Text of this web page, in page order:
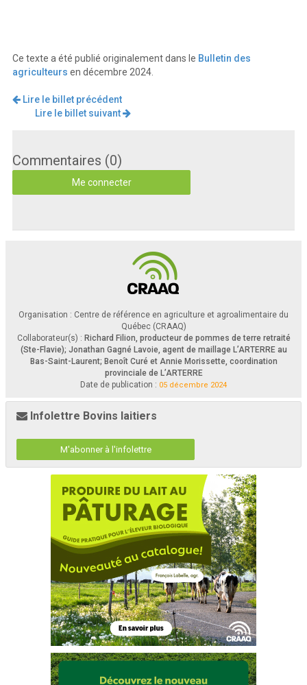
Ce texte a été publié originalement dans le Bulletin des
agriculteurs en décembre 2024.
Lire le billet précédent
Lire le billet suivant
Commentaires (0)
Me connecter
Organisation : Centre de référence en agriculture et agroalimentaire du
Québec (CRAAQ)
Collaborateur(s) : Richard Filion, producteur de pommes de terre retraité
(Ste-Flavie); Jonathan Gagné Lavoie, agent de maillage L’ARTERRE au
Bas-Saint-Laurent; Benoît Curé et Annie Morissette, coordination
provinciale de L’ARTERRE
Date de publication : 05 décembre 2024
Infolettre Bovins laitiers
M'abonner à l'infolettre